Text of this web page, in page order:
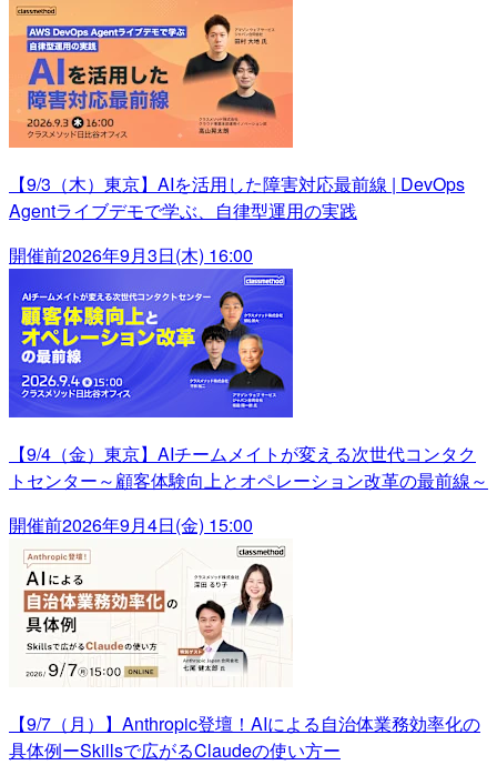
【9/3（木）東京】AIを活用した障害対応最前線 | DevOps
Agentライブデモで学ぶ、自律型運用の実践
開催前2026年9月3日(木) 16:00
【9/4（金）東京】AIチームメイトが変える次世代コンタク
トセンター～顧客体験向上とオペレーション改革の最前線～
開催前2026年9月4日(金) 15:00
【9/7（月）】Anthropic登壇！AIによる自治体業務効率化の
具体例ーSkillsで広がるClaudeの使い方ー